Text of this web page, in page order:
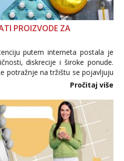
PROIZVODE ZA
putem interneta postala je
diskrecije i široke ponude.
potražnje na tržištu se pojavljuju
nepouzdane internetske
Pročitaj više